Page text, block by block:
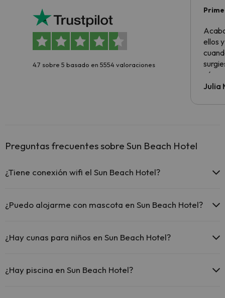
4.7 sobre 5 basado en 5554 valoraciones
ellos
todo
Julia
Preguntas frecuentes sobre Sun Beach Hotel
¿Tiene conexión wifi el Sun Beach Hotel?
¿Puedo alojarme con mascota en Sun Beach Hotel?
directo en hotel). Consulta las condiciones.
¿Hay cunas para niños en Sun Beach Hotel?
(solicítalo antes de iniciar tu viaje).
¿Hay piscina en Sun Beach Hotel?